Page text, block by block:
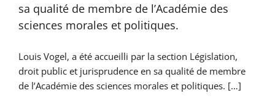
sa qualité de membre de l’Académie des
sciences morales et politiques.
Louis Vogel, a été accueilli par la section Législation,
droit public et jurisprudence en sa qualité de membre
de l’Académie des sciences morales et politiques. […]